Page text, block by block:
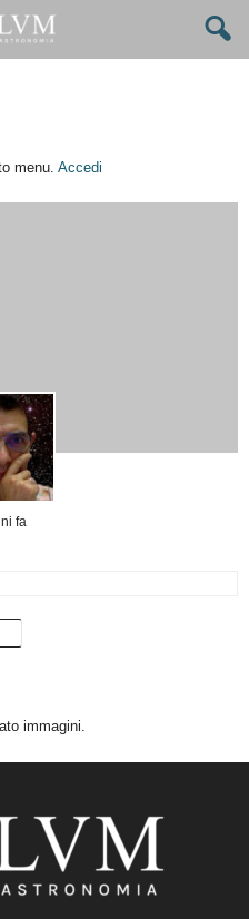
menu. Accedi
fa
immagini.